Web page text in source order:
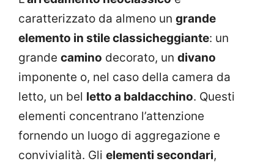
caratterizzato da almeno un grande
elemento in stile classicheggiante: un
grande camino decorato, un divano
imponente o, nel caso della camera da
letto, un bel letto a baldacchino. Questi
elementi concentrano l’attenzione
fornendo un luogo di aggregazione e
convivialità. Gli elementi secondari,